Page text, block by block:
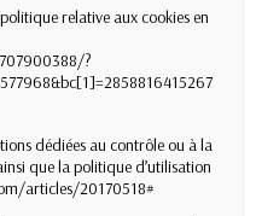
relative aux cookies en
?
dédiées au contrôle ou à la
que la politique d’utilisation
articles/20170518#